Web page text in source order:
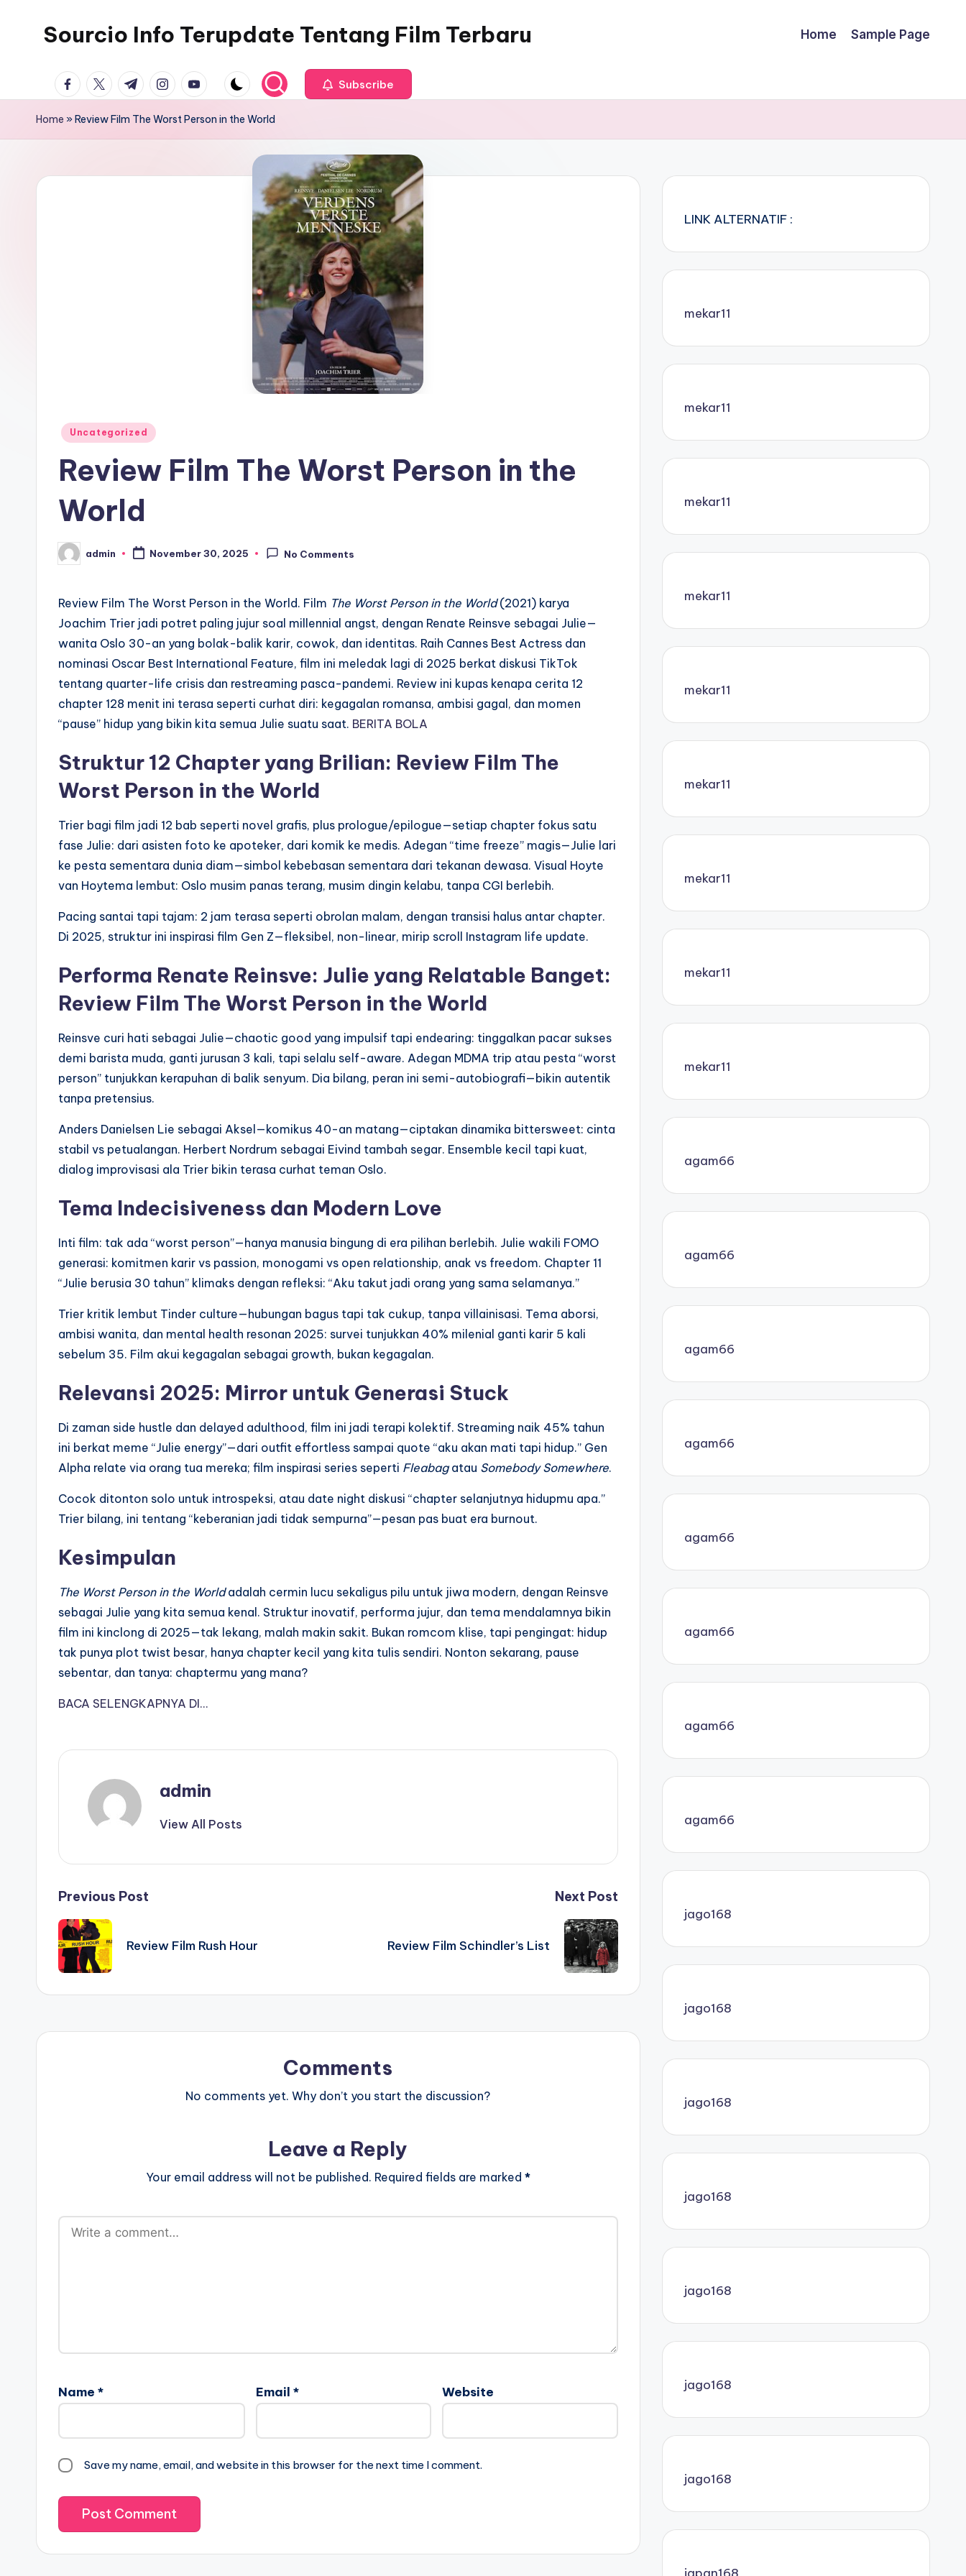
Sourcio Info Terupdate Tentang Film Terbaru Home Sample Page
facebook.com
twitter.com
t.me instagram.com
youtube.com Subscribe
Home »Review Film The Worst Person in the World
Posted
Uncategorized
Review Film The Worst Person in the
World
Posted
by
admin November 30, 2025 No Comments
Review Film The Worst Person in the World. Film The Worst Person in the World(2021) karya
Joachim Trier jadi potret paling jujur soal millennial angst, dengan Renate Reinsve sebagai Julie—
wanita Oslo 30-an yang bolak-balik karir, cowok, dan identitas. Raih Cannes Best Actress dan
nominasi Oscar Best International Feature, film ini meledak lagi di 2025 berkat diskusi TikTok
tentang quarter-life crisis dan restreaming pasca-pandemi. Review ini kupas kenapa cerita 12
chapter 128 menit ini terasa seperti curhat diri: kegagalan romansa, ambisi gagal, dan momen
“pause” hidup yang bikin kita semua Julie suatu saat. BERITA BOLA
Struktur 12 Chapter yang Brilian: Review Film The
Worst Person in the World
Trier bagi film jadi 12 bab seperti novel grafis, plus prologue/epilogue—setiap chapter fokus satu
fase Julie: dari asisten foto ke apoteker, dari komik ke medis. Adegan “time freeze” magis—Julie lari
ke pesta sementara dunia diam—simbol kebebasan sementara dari tekanan dewasa. Visual Hoyte
van Hoytema lembut: Oslo musim panas terang, musim dingin kelabu, tanpa CGI berlebih.
Pacing santai tapi tajam: 2 jam terasa seperti obrolan malam, dengan transisi halus antar chapter.
Di 2025, struktur ini inspirasi film Gen Z—fleksibel, non-linear, mirip scroll Instagram life update.
Performa Renate Reinsve: Julie yang Relatable Banget:
Review Film The Worst Person in the World
Reinsve curi hati sebagai Julie—chaotic good yang impulsif tapi endearing: tinggalkan pacar sukses
demi barista muda, ganti jurusan 3 kali, tapi selalu self-aware. Adegan MDMA trip atau pesta “worst
person” tunjukkan kerapuhan di balik senyum. Dia bilang, peran ini semi-autobiografi—bikin autentik
tanpa pretensius.
Anders Danielsen Lie sebagai Aksel—komikus 40-an matang—ciptakan dinamika bittersweet: cinta
stabil vs petualangan. Herbert Nordrum sebagai Eivind tambah segar. Ensemble kecil tapi kuat,
dialog improvisasi ala Trier bikin terasa curhat teman Oslo.
Tema Indecisiveness dan Modern Love
Inti film: tak ada “worst person”—hanya manusia bingung di era pilihan berlebih. Julie wakili FOMO
generasi: komitmen karir vs passion, monogami vs open relationship, anak vs freedom. Chapter 11
“Julie berusia 30 tahun” klimaks dengan refleksi: “Aku takut jadi orang yang sama selamanya.”
Trier kritik lembut Tinder culture—hubungan bagus tapi tak cukup, tanpa villainisasi. Tema aborsi,
ambisi wanita, dan mental health resonan 2025: survei tunjukkan 40% milenial ganti karir 5 kali
sebelum 35. Film akui kegagalan sebagai growth, bukan kegagalan.
Relevansi 2025: Mirror untuk Generasi Stuck
Di zaman side hustle dan delayed adulthood, film ini jadi terapi kolektif. Streaming naik 45% tahun
ini berkat meme “Julie energy”—dari outfit effortless sampai quote “aku akan mati tapi hidup.” Gen
Alpha relate via orang tua mereka; film inspirasi series seperti Fleabagatau Somebody Somewhere.
Cocok ditonton solo untuk introspeksi, atau date night diskusi “chapter selanjutnya hidupmu apa.”
Trier bilang, ini tentang “keberanian jadi tidak sempurna”—pesan pas buat era burnout.
Kesimpulan
The Worst Person in the Worldadalah cermin lucu sekaligus pilu untuk jiwa modern, dengan Reinsve
sebagai Julie yang kita semua kenal. Struktur inovatif, performa jujur, dan tema mendalamnya bikin
film ini kinclong di 2025—tak lekang, malah makin sakit. Bukan romcom klise, tapi pengingat: hidup
tak punya plot twist besar, hanya chapter kecil yang kita tulis sendiri. Nonton sekarang, pause
sebentar, dan tanya: chaptermu yang mana?
BACA SELENGKAPNYA DI…
admin
View All Posts
Post
navigation
Previous Post
Review Film Rush Hour
Next Post
Review Film Schindler’s List
Comments
No comments yet. Why don’t you start the discussion?
Leave a Reply
Your email address will not be published. Required fields are marked *
Name * Email * Website
Save my name, email, and website in this browser for the next time I comment.
LINK ALTERNATIF :
mekar11
mekar11
mekar11
mekar11
mekar11
mekar11
mekar11
mekar11
mekar11
agam66
agam66
agam66
agam66
agam66
agam66
agam66
agam66
jago168
jago168
jago168
jago168
jago168
jago168
jago168